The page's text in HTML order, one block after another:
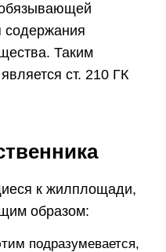
содержания
Таким
ст. 210 ГК
к жилплощади,
образом:
подразумевается,